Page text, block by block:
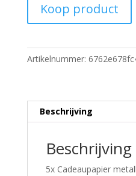
Koop product
Artikelnummer:
Beschrijving
Beschrijving
5x Cadeaupapier